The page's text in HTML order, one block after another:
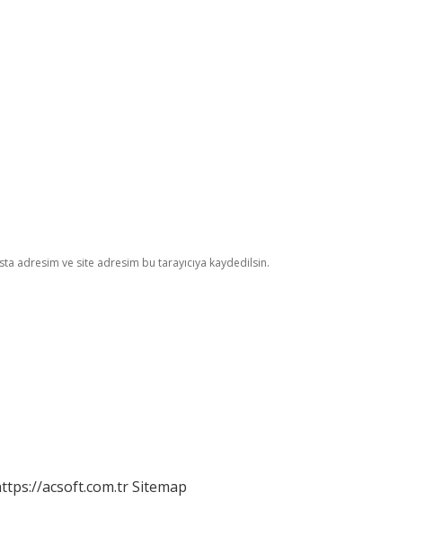
adresim ve site adresim bu tarayıcıya kaydedilsin.
acsoft.com.trSitemap